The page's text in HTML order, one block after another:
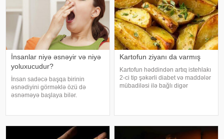
İnsanlar niyə əsnəyir və niyə
yoluxucudur?
İnsan sadəcə başqa birinin
əsnədiyini görməklə özü də
əsnəməyə başlaya bilər.
verir ki, əsnəmək insan
orqanizminin ən adi
Kartofun ziyanı da varmış
Kartofun həddindən artıq istehlakı
2-ci tip şəkərli diabet və maddələr
mübadiləsi ilə bağlı digər
yapon alimləri gəliblər. -